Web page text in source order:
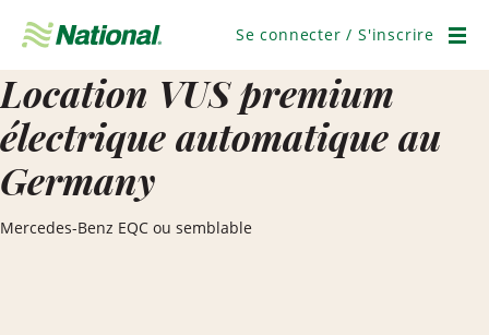
navigation
Se connecter / S'inscrire
Location VUS premium
électrique automatique au
Germany
Mercedes-Benz EQC ou semblable